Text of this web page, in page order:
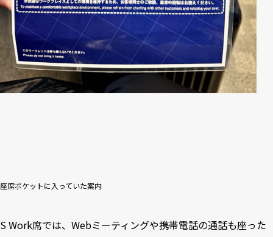
座席ポケットに入っていた案内
S Work席では、Webミーティングや携帯電話の通話も座った